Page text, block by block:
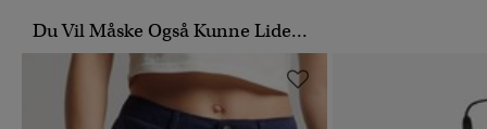
Du Vil Måske Også Kunne Lide...